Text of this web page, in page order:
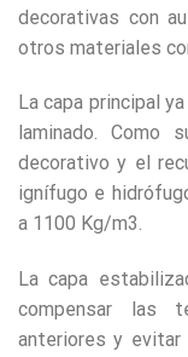
decorativas con
otros materiales
La capa principal
laminado. Como
decorativo y el
ignífugo e
a 1100 Kg/m3.
La capa
compensar las
anteriores y evitar